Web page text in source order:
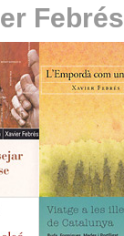
Febrés